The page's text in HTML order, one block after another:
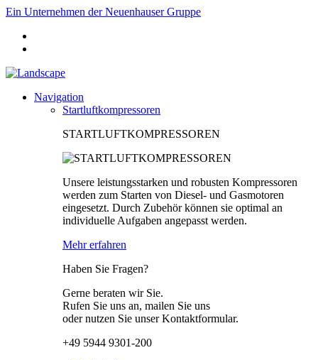
Ein Unternehmen der Neuenhauser Gruppe
Navigation
Startluftkompressoren
STARTLUFTKOMPRESSOREN
Unsere leistungsstarken und robusten Kompressoren
werden zum Starten von Diesel- und Gasmotoren
eingesetzt. Durch Zubehör können sie optimal an
individuelle Aufgaben angepasst werden.
Mehr erfahren
Haben Sie Fragen?
Gerne beraten wir Sie.
Rufen Sie uns an, mailen Sie uns
oder nutzen Sie unser Kontaktformular.
+49 5944 9301-200